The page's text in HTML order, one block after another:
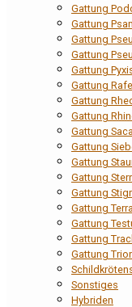
Gattung
Gattung
Gattung
Gattung
Gattung
Gattung
Gattung
Gattung
Gattung
Gattung
Gattung
Gattung
Gattung
Gattung
Gattung
Gattung
Gattung
Sonstiges
Hybriden